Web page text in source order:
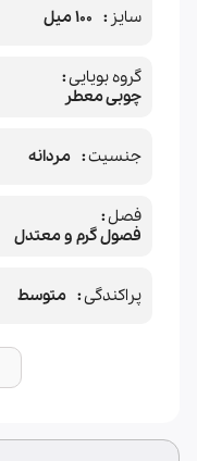
سایز 100 میل
گروه بویایی
چوبی معطر
جنسیت مردانه
فصل
فصول گرم و معتدل
پراکندگی متوسط